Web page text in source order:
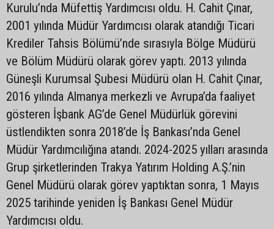
Kurulu’nda Müfettiş Yardımcısı oldu. H. Cahit Çınar,
2001 yılında Müdür Yardımcısı olarak atandığı Ticari
Krediler Tahsis Bölümü’nde sırasıyla Bölge Müdürü
ve Bölüm Müdürü olarak görev yaptı. 2013 yılında
Güneşli Kurumsal Şubesi Müdürü olan H. Cahit Çınar,
2016 yılında Almanya merkezli ve Avrupa’da faaliyet
gösteren İşbank AG’de Genel Müdürlük görevini
üstlendikten sonra 2018’de İş Bankası’nda Genel
Müdür Yardımcılığına atandı. 2024-2025 yılları arasında
Grup şirketlerinden Trakya Yatırım Holding A.Ş.’nin
Genel Müdürü olarak görev yaptıktan sonra, 1 Mayıs
2025 tarihinde yeniden İş Bankası Genel Müdür
Yardımcısı oldu.